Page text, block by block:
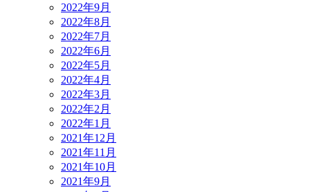
2022年9月
2022年8月
2022年7月
2022年6月
2022年5月
2022年4月
2022年3月
2022年2月
2022年1月
2021年12月
2021年11月
2021年10月
2021年9月